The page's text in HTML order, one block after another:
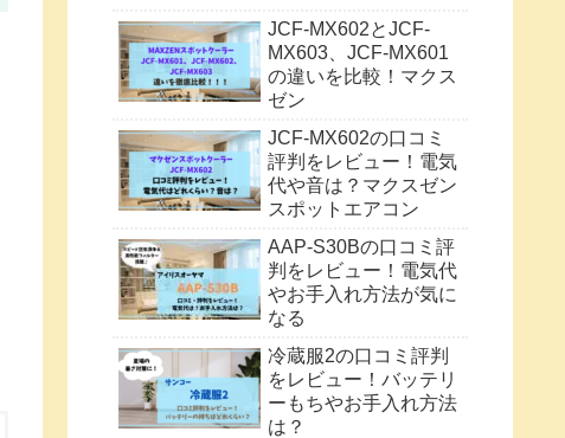
JCF-MX602とJCF-
MX603、JCF-MX601
の違いを比較！マクス
ゼン
JCF-MX602の口コミ
評判をレビュー！電気
代や音は？マクスゼン
スポットエアコン
AAP-S30Bの口コミ評
判をレビュー！電気代
やお手入れ方法が気に
なる
冷蔵服2の口コミ評判
をレビュー！バッテリ
ーもちやお手入れ方法
は？